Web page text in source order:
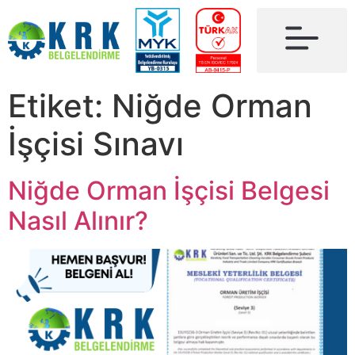
Etiket: Niğde Orman
İşçisi Sınavı
Niğde Orman İşçisi Belgesi
Nasıl Alınır?